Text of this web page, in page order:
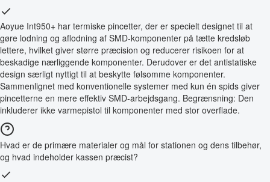
Aoyue Int950+ har termiske pincetter, der er specielt designet til at
gøre lodning og aflodning af SMD-komponenter på tætte kredsløb
lettere, hvilket giver større præcision og reducerer risikoen for at
beskadige nærliggende komponenter. Derudover er det antistatiske
design særligt nyttigt til at beskytte følsomme komponenter.
Sammenlignet med konventionelle systemer med kun én spids giver
pincetterne en mere effektiv SMD-arbejdsgang. Begrænsning: Den
inkluderer ikke varmepistol til komponenter med stor overflade.
Hvad er de primære materialer og mål for stationen og dens tilbehør,
og hvad indeholder kassen præcist?